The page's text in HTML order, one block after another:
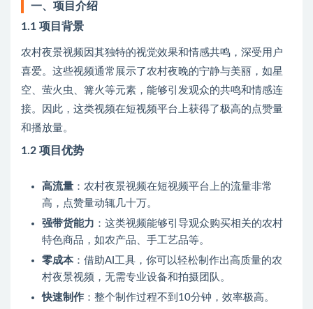
一、项目介绍
1.1 项目背景
农村夜景视频因其独特的视觉效果和情感共鸣，深受用户
喜爱。这些视频通常展示了农村夜晚的宁静与美丽，如星
空、萤火虫、篝火等元素，能够引发观众的共鸣和情感连
接。因此，这类视频在短视频平台上获得了极高的点赞量
和播放量。
1.2 项目优势
高流量 ：农村夜景视频在短视频平台上的流量非常
高，点赞量动辄几十万。
强带货能力 ：这类视频能够引导观众购买相关的农村
特色商品，如农产品、手工艺品等。
零成本：借助AI工具，你可以轻松制作出高质量的农
村夜景视频，无需专业设备和拍摄团队。
快速制作 ：整个制作过程不到10分钟，效率极高。